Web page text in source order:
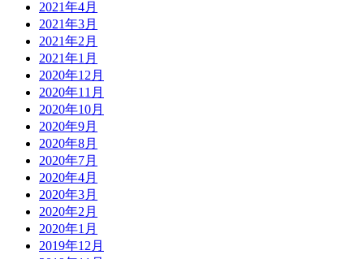
2021年4月
2021年3月
2021年2月
2021年1月
2020年12月
2020年11月
2020年10月
2020年9月
2020年8月
2020年7月
2020年4月
2020年3月
2020年2月
2020年1月
2019年12月